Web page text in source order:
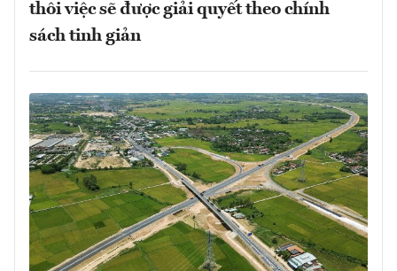
thôi việc sẽ được giải quyết theo chính
sách tinh giản